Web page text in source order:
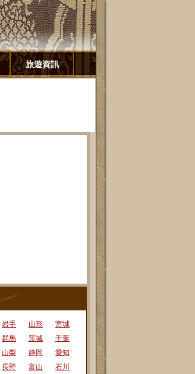
旅遊資訊
岩手 山形
宮城
群馬 茨城
千葉
山梨 静岡
愛知
長野 富山
石川